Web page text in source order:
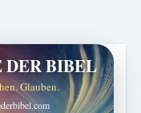
DER BIBEL
Glauben.